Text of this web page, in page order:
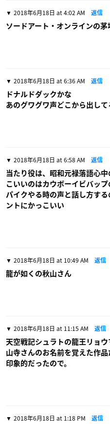
2018年6月18日 at 4:02 AM 返信
ソードアート・オンラインの茅
2018年6月18日 at 6:36 AM 返信
ドナルドダックかな
あのグワグワ声どこから出して
2018年6月18日 at 6:58 AM 返信
当たり役は、昭和元禄落語心
こいいのはカウボーイビバッ
パイクやる時の声と話し方す
ントにかっこいい
2018年6月18日 at 10:49 AM 返信
龍が如くの秋山さん
2018年6月18日 at 11:15 AM 返信
天空戦記シュラトの龍王リョウ
山寺さんのお名前を覚えた作
印象的だったので。
2018年6月18日 at 1:18 PM 返信